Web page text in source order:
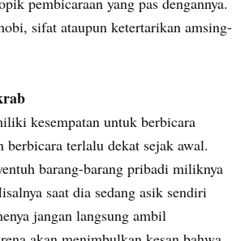
sifat ataupun ketertarikan amsing-
kesempatan untuk berbicara
berbicara terlalu dekat sejak awal.
barang-barang pribadi miliknya
saat dia sedang asik sendiri
jangan langsung ambil